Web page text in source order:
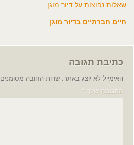
שאלות נפוצות על דיור מוגן
חיים חברתיים בדיור מוגן
כתיבת תגובה
האימייל לא יוצג באתר. שדות החובה מסומנים
התגובה שלך *